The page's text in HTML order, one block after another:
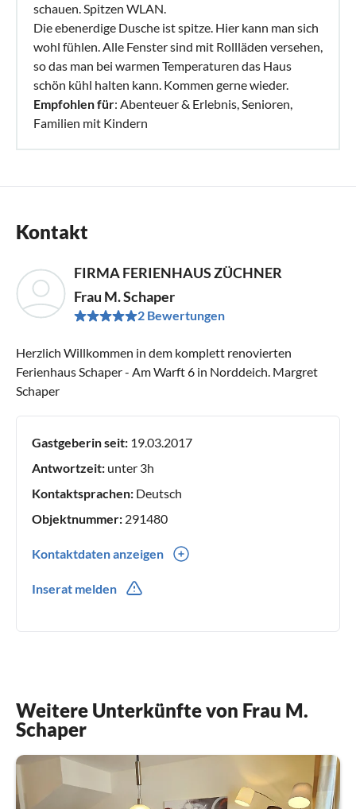
schauen. Spitzen WLAN.
Die ebenerdige Dusche ist spitze. Hier kann man sich
wohl fühlen. Alle Fenster sind mit Rollläden versehen,
so das man bei warmen Temperaturen das Haus
schön kühl halten kann. Kommen gerne wieder.
Empfohlen für: Abenteuer & Erlebnis, Senioren,
Familien mit Kindern
Kontakt
FIRMA FERIENHAUS ZÜCHNER
Frau M. Schaper
2 Bewertungen
Herzlich Willkommen in dem komplett renovierten
Ferienhaus Schaper - Am Warft 6 in Norddeich. Margret
Schaper
Gastgeberin seit: 19.03.2017
Antwortzeit: unter 3h
Kontaktsprachen: Deutsch
Objektnummer: 291480
Kontaktdaten anzeigen
Inserat melden
Weitere Unterkünfte von Frau M.
Schaper